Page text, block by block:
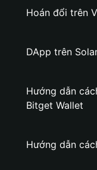
Hoán đổi trên
DApp trên
Hướng dẫn
Bitget Wallet
Hướng dẫn